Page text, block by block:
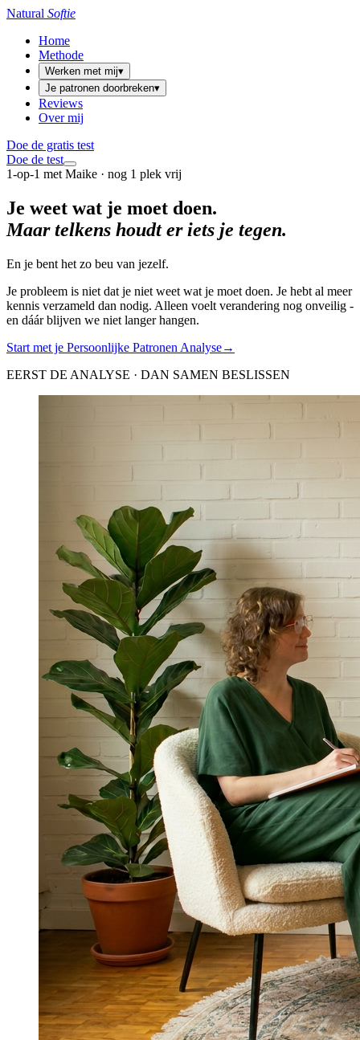
Natural Softie
Home
Methode
Werken met mij▾
Je patronen doorbreken▾
Reviews
Over mij
Doe de gratis test
Doe de test
1-op-1 met Maike · nog 1 plek vrij
Je weet wat je moet doen.
Maar telkens houdt er iets je tegen.
En je bent het zo beu van jezelf.
Je probleem is niet dat je niet weet wat je moet doen. Je hebt al meer
kennis verzameld dan nodig. Alleen voelt verandering nog onveilig -
en dáár blijven we niet langer hangen.
Start met je Persoonlijke Patronen Analyse→
EERST DE ANALYSE · DAN SAMEN BESLISSEN